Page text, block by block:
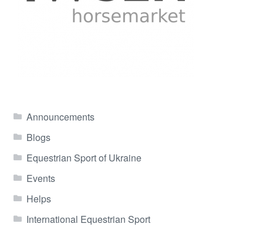
Announcements
Blogs
Equestrian Sport of Ukraine
Events
Helps
International Equestrian Sport